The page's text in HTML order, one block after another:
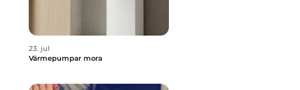
23. jul
Värmepumpar mora